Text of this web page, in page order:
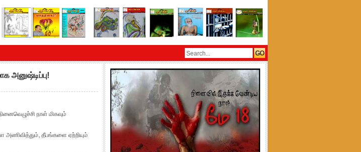
அனுஷ்டிப்பு!
நாள் மிகவும்
அணிவித்தும், தீபங்களை ஏற்றியும்